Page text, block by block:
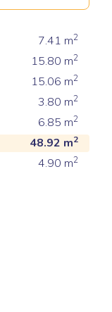
7.41 m2
15.80 m2
15.06 m2
3.80 m2
6.85 m2
48.92 m2
4.90 m2